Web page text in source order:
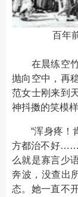
百年
在晨练空竹
抛向空中，再
范女士刚来到
神抖擞的笑模样
“浑身疼！
方都治不好
么就是寡言少
奔波，没查出
态。她一直不